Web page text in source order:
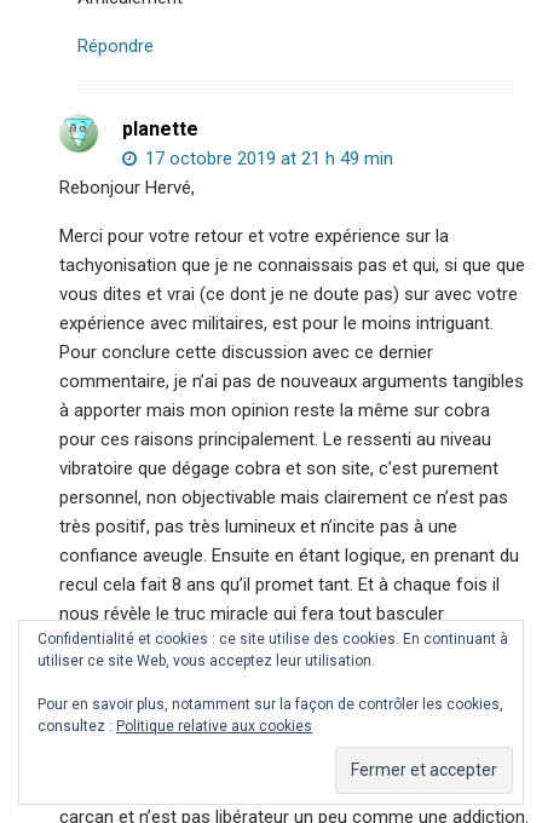
Répondre
planette
17 octobre 2019 at 21 h 49 min
Rebonjour Hervé,
Merci pour votre retour et votre expérience sur la
tachyonisation que je ne connaissais pas et qui, si que que
vous dites et vrai (ce dont je ne doute pas) sur avec votre
expérience avec militaires, est pour le moins intriguant.
Pour conclure cette discussion avec ce dernier
commentaire, je n’ai pas de nouveaux arguments tangibles
à apporter mais mon opinion reste la même sur cobra
pour ces raisons principalement. Le ressenti au niveau
vibratoire que dégage cobra et son site, c’est purement
personnel, non objectivable mais clairement ce n’est pas
très positif, pas très lumineux et n’incite pas à une
confiance aveugle. Ensuite en étant logique, en prenant du
recul cela fait 8 ans qu’il promet tant. Et à chaque fois il
nous révèle le truc miracle qui fera tout basculer
subitement, la cintamani, le renfort de je ne sais combien
de millions de résistants dans l’intraterre. Et à chaque fois
ça fait plouf, mais il y a toujours une justification, et ça
repart de plus belle. Il délivre ses bribes d’informations au
compte goutte comme si il avait intérêt à tenir en haleine
son lecteur. Tout ça ressemble de mon point de vue à un
carcan et n’est pas libérateur un peu comme une addiction.
Confidentialité et cookies : ce site utilise des cookies. En continuant à
utiliser ce site Web, vous acceptez leur utilisation.
Pour en savoir plus, notamment sur la façon de contrôler les cookies,
consultez : Politique relative aux cookies